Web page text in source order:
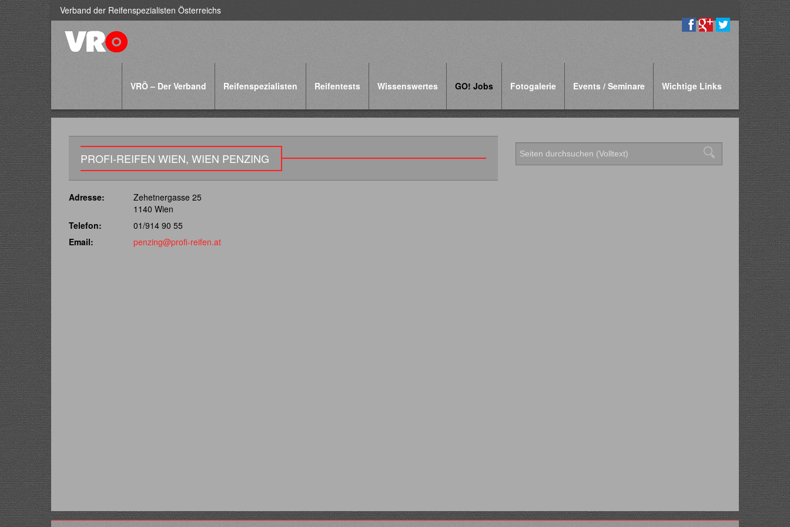
Verband der Reifenspezialisten Österreichs
VRÖ – Der Verband Reifenspezialisten Reifentests Wissenswertes GO! Jobs Fotogalerie Events / Seminare Wichtige Links
PROFI-REIFEN WIEN, WIEN PENZING
Adresse:
Zehetnergasse 25
1140 Wien
Telefon:
01/914 90 55
Email:
penzing@profi-reifen.at